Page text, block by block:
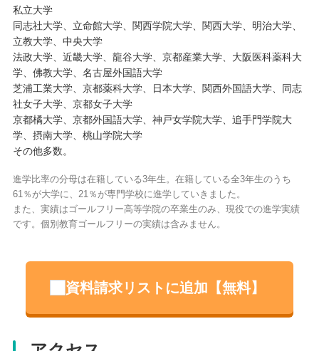
私立大学
同志社大学、立命館大学、関西学院大学、関西大学、明治大学、
立教大学、中央大学
法政大学、近畿大学、龍谷大学、京都産業大学、大阪医科薬科大
学、佛教大学、名古屋外国語大学
芝浦工業大学、京都薬科大学、日本大学、関西外国語大学、同志
社女子大学、京都女子大学
京都橘大学、京都外国語大学、神戸女学院大学、追手門学院大
学、摂南大学、桃山学院大学
その他多数。
進学比率の分母は在籍している3年生。在籍している全3年生のうち
61％が大学に、21％が専門学校に進学していきました。
また、実績はゴールフリー高等学院の卒業生のみ、現役での進学実績
です。個別教育ゴールフリーの実績は含みません。
資料請求リストに追加【無料】